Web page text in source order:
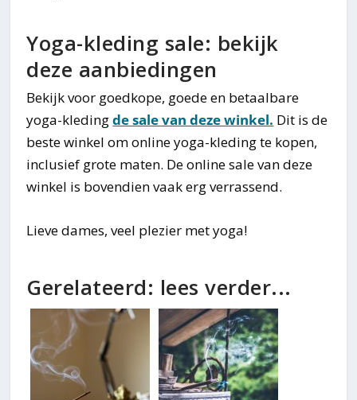
Yoga-kleding sale: bekijk
deze aanbiedingen
Bekijk voor goedkope, goede en betaalbare
yoga-kledingde sale van deze winkel. Dit is de
beste winkel om online yoga-kleding te kopen,
inclusief grote maten. De online sale van deze
winkel is bovendien vaak erg verrassend.
Lieve dames, veel plezier met yoga!
Gerelateerd: lees verder...